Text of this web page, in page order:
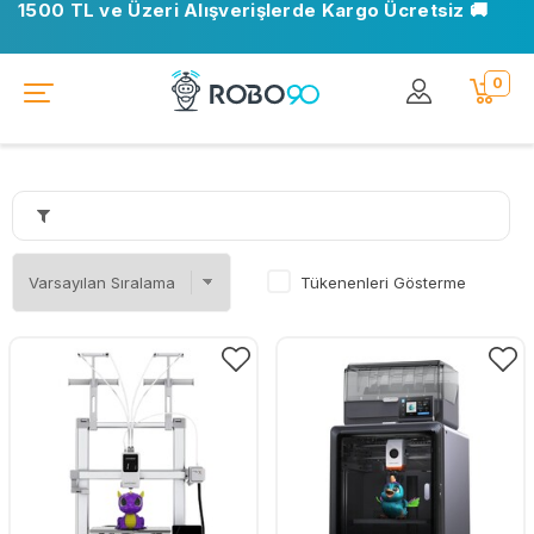
1500 TL ve Üzeri Alışverişlerde Kargo Ücretsiz 🚚
📍 Ofisimiz taşındı. Yeni adresimiz: Ostim OSB, Turan
0
Tükenenleri Gösterme